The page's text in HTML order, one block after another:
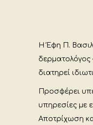
Η Έφη Π.
δερματολόγος
διατηρεί
Προσφέρει
υπηρεσίες με
Αποτρίχωση